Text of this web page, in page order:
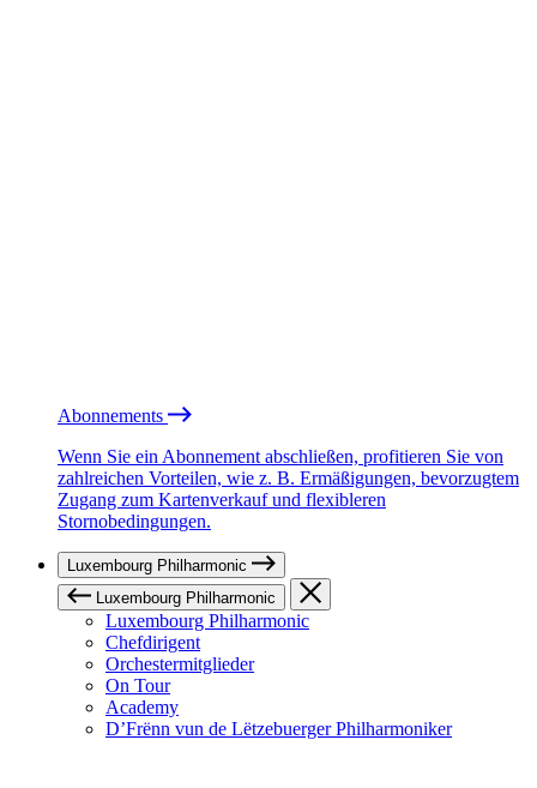
Abonnements
Wenn Sie ein Abonnement abschließen, profitieren Sie von
zahlreichen Vorteilen, wie z. B. Ermäßigungen, bevorzugtem
Zugang zum Kartenverkauf und flexibleren
Stornobedingungen.
Luxembourg Philharmonic
Luxembourg Philharmonic
Luxembourg Philharmonic
Chefdirigent
Orchestermitglieder
On Tour
Academy
D’Frënn vun de Lëtzebuerger Philharmoniker